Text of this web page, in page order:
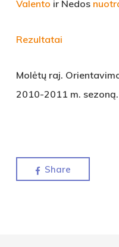
Valento ir Nedos
Rezultatai
Molėtų raj.
2010-2011 m. sezoną.
Share